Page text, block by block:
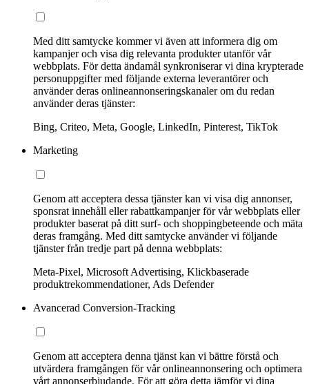
Med ditt samtycke kommer vi även att informera dig om
kampanjer och visa dig relevanta produkter utanför vår
webbplats. För detta ändamål synkroniserar vi dina krypterade
personuppgifter med följande externa leverantörer och
använder deras onlineannonseringskanaler om du redan
använder deras tjänster:
Bing, Criteo, Meta, Google, LinkedIn, Pinterest, TikTok
Marketing
Genom att acceptera dessa tjänster kan vi visa dig annonser,
sponsrat innehåll eller rabattkampanjer för vår webbplats eller
produkter baserat på ditt surf- och shoppingbeteende och mäta
deras framgång. Med ditt samtycke använder vi följande
tjänster från tredje part på denna webbplats:
Meta-Pixel, Microsoft Advertising, Klickbaserade
produktrekommendationer, Ads Defender
Avancerad Conversion-Tracking
Genom att acceptera denna tjänst kan vi bättre förstå och
utvärdera framgången för vår onlineannonsering och optimera
vårt annonserbjudande. För att göra detta jämför vi dina